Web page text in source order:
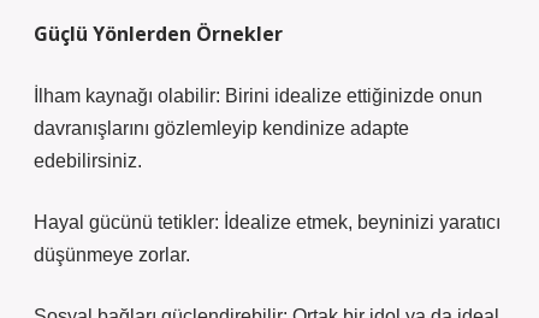
Güçlü Yönlerden Örnekler
İlham kaynağı olabilir: Birini idealize ettiğinizde onun
davranışlarını gözlemleyip kendinize adapte
edebilirsiniz.
Hayal gücünü tetikler: İdealize etmek, beyninizi yaratıcı
düşünmeye zorlar.